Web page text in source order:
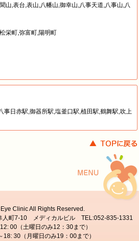
山,表台,表山,八幡山,御幸山,八事天道,八事山,八
栄町,弥富町,陽明町
事日赤駅,御器所駅,塩釜口駅,植田駅,鶴舞駅,吹上
Clinic All Rights Reserved.
人町7-10 メディカルビル TEL:052-835-1331
（土曜日のみ12：30まで）
月曜日のみ19：00まで）